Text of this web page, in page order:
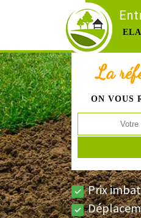
La
ON VOUS
Prix